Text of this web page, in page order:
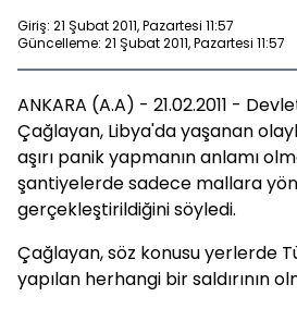
Giriş: 21 Şubat 2011, Pazartesi 11:57
Güncelleme: 21 Şubat 2011, Pazartesi 11:57
ANKARA (A.A) - 21.02.2011 -
Çağlayan, Libya'da yaşanan
aşırı panik yapmanın anlamı
şantiyelerde sadece mallara
gerçekleştirildiğini söyledi.
Çağlayan, söz konusu yerlerde
yapılan herhangi bir saldırının